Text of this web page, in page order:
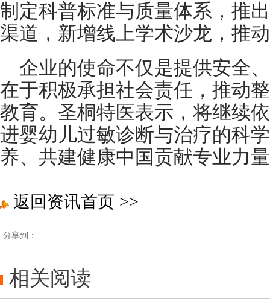
制定科普标准与质量体系，推
渠道，新增线上学术沙龙，推
企业的使命不仅是提供安全
在于积极承担社会责任，推动
教育。圣桐特医表示，将继续
进婴幼儿过敏诊断与治疗的科
养、共建健康中国贡献专业力
返回资讯首页 >>
分享到：
相关阅读